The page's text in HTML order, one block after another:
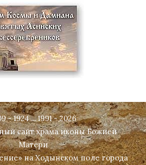
- 1924 ... 1991 - 2026
сайт храма иконы Божией
Матери
на Ходынском поле города